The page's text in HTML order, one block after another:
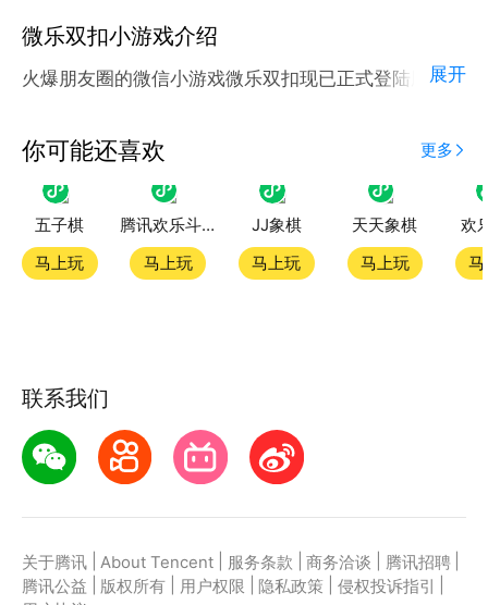
微乐双扣小游戏介绍
火爆朋友圈的微信小游戏微乐双扣现已正式登陆腾讯应
应用宝为腾讯官方游戏平台，收录海量正版授权的高热
度精品小游戏。直接搜索或者在小游戏 tab 发现热门
微乐双扣小游戏双平台畅玩
第一步：点击下载应用宝客户端，第二步：一键登录，
第三步：直接拉起微信小游戏微乐双扣畅玩
展开
你可能还喜欢 更多
五子棋
马上玩
腾讯欢乐斗地主
马上玩
JJ象棋
马上玩
天天象棋
马上玩
欢
联系我们
关于腾讯 About Tencent 服务条款 商务洽谈 腾讯招聘
腾讯公益
版权所有 用户权限 隐私政策 侵权投诉指引